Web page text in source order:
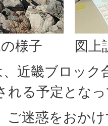
様子
図上
近畿ブロック
れる予定とな
ご迷惑をおか